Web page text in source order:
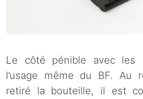
Le côté pénible avec les
l’usage même du BF. Au
retiré la bouteille, il est